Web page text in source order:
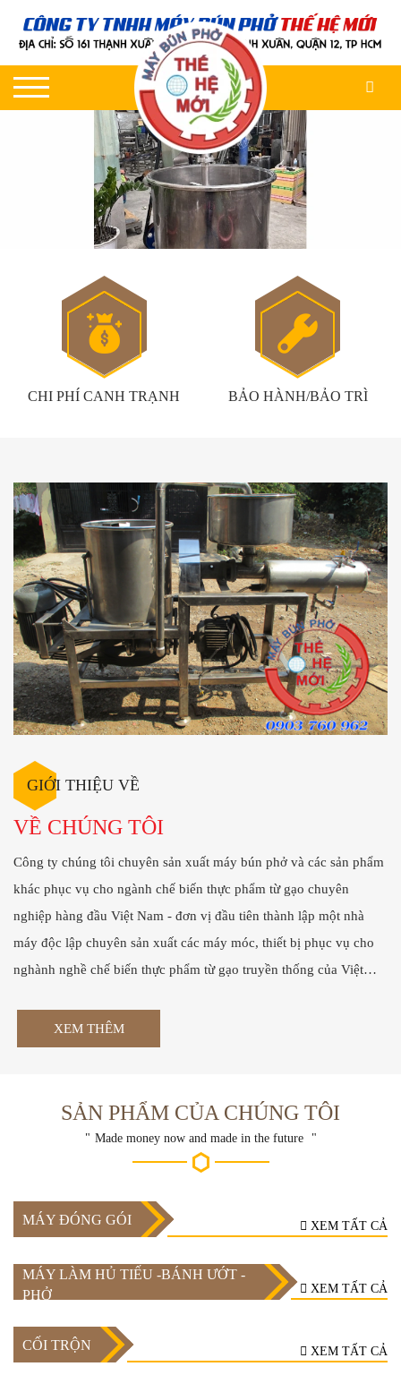
CHI PHÍ CANH TRẠNH BẢO HÀNH/BẢO TRÌ
GIỚI THIỆU VỀ
VỀ CHÚNG TÔI
Công ty chúng tôi chuyên sản xuất máy bún phở và các sản phẩm
khác phục vụ cho ngành chế biến thực phẩm từ gạo chuyên
nghiệp hàng đầu Việt Nam - đơn vị đầu tiên thành lập một nhà
máy độc lập chuyên sản xuất các máy móc, thiết bị phục vụ cho
nghành nghề chế biến thực phẩm từ gạo truyền thống của Việt
XEM THÊM
SẢN PHẨM CỦA CHÚNG TÔI
Made money now and made in the future
MÁY ĐÓNG GÓI XEM TẤT CẢ
MÁY LÀM HỦ TIẾU -BÁNH ƯỚT -
PHỞ
XEM TẤT CẢ
CỐI TRỘN XEM TẤT CẢ